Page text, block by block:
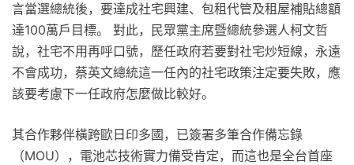
言當選總統後，要達成社宅興建、包租代管及租屋補貼總額
達100萬戶目標。 對此，民眾黨主席暨總統參選人柯文哲
說，社宅不用再呼口號，歷任政府若要對社宅炒短線，永遠
不會成功，蔡英文總統這一任內的社宅政策注定要失敗，應
該要考慮下一任政府怎麼做比較好。
其合作夥伴橫跨歐日印多國，已簽署多筆合作備忘錄
（MOU），電池芯技術實力備受肯定，而這也是全台首座